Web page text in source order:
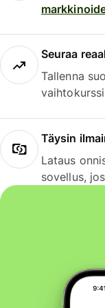
Seuraa
Tallenna
Täysin
Lataus
sovellus,